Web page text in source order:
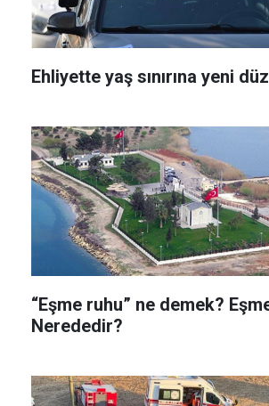
Ehliyette yaş sınırına yeni
“Eşme ruhu” ne demek?
Nerededir?